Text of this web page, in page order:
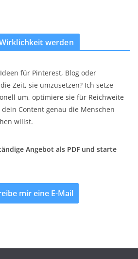
werden
für Pinterest, Blog oder
Zeit, sie umzusetzen? Ich setze
um, optimiere sie für Reichweite
Content genau die Menschen
willst.
Angebot als PDF und starte
mir eine E-Mail